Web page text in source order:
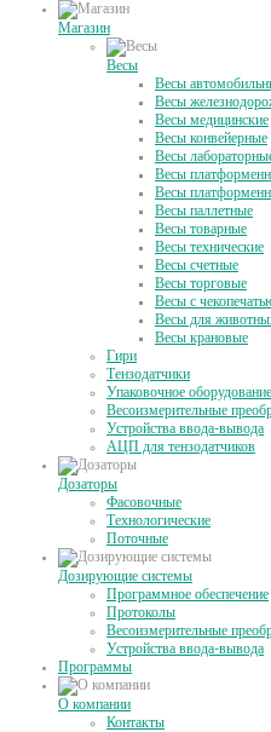
Магазин
Весы
Весы
Весы
Весы медицинские
Весы конвейерные
Весы
Весы
Весы
Весы паллетные
Весы товарные
Весы технические
Весы счетные
Весы торговые
Весы с
Весы для
Весы крановые
Гири
Тензодатчики
Упаковочное оборудование
Весоизмерительные
Устройства ввода-вывода
АЦП для тензодатчиков
Дозаторы
Фасовочные
Технологические
Поточные
Дозирующие системы
Программное обеспечение
Протоколы
Весоизмерительные
Устройства ввода-вывода
Программы
О компании
Контакты